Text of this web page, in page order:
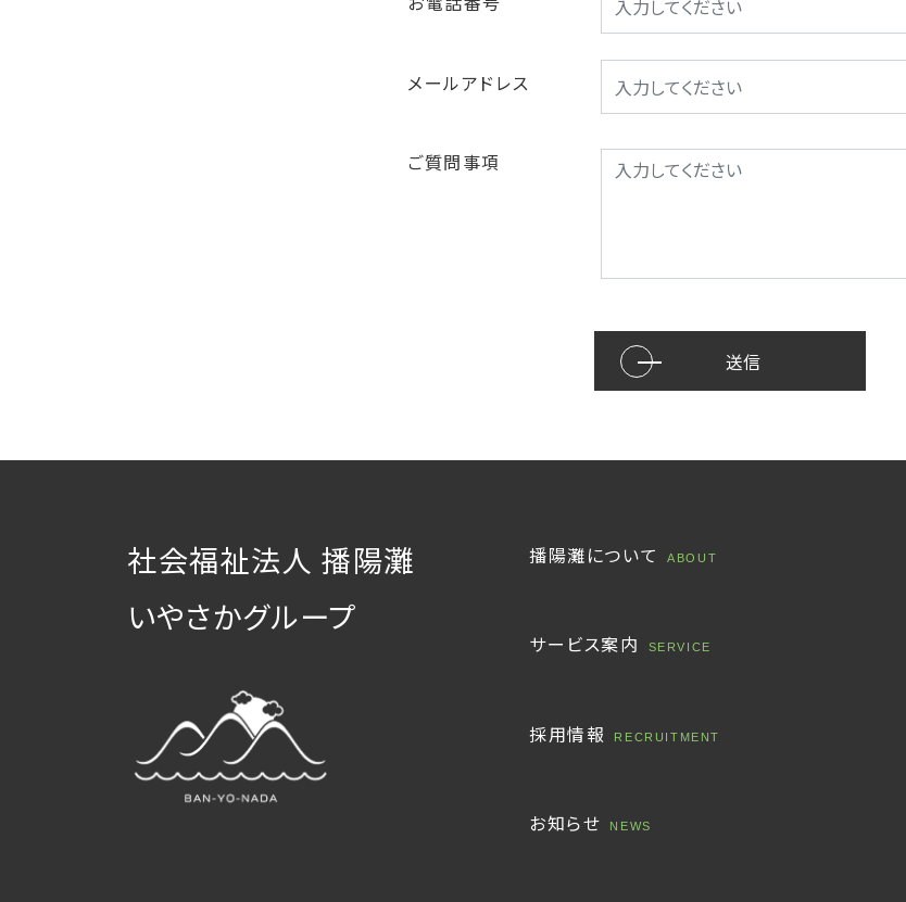
メールアドレス
ご質問事項
送信
社会福祉法人 播陽灘
いやさかグループ
播陽灘について ABOUT
サービス案内 SERVICE
採用情報 RECRUITMENT
お知らせ NEWS